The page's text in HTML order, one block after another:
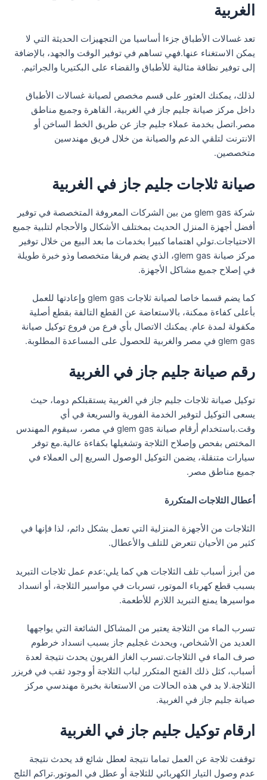
الغربية
تعد غسالات الأطباق جزءا أساسيا من التجهيزات الحديثة التي لا
يمكن الاستغناء عنها.فهي تساهم في توفير الوقت والجهد، بالإضافة
إلى توفير نظافة مثالية للأطباق والقضاء على البكتيريا والجراثيم.
لذلك، يمكنك العثور على قسم مخصص لصيانة غسالات الأطباق
داخل مركز صيانة جليم جاز في الغربية، القاهرة وجميع مناطق
مصر.اتصل بخدمة عملاء جليم جاز عن طريق الخط الساخن أو
الانترنت لتلقي الدعم والصيانة من خلال فريق مهندسين
متخصصين.
صيانة ثلاجات جليم جاز في الغربية
شركة glem gas من بين الشركات المعروفة المتخصصة في توفير
أفضل أجهزة المنزل الحديث بمختلف الأشكال والأحجام لتلبية جميع
الاحتياجات.تولي اهتماما كبيرا بخدمات ما بعد البيع من خلال توفير
مركز صيانة glem gas، الذي يضم فريقا متخصصا وذو خبرة طويلة
في إصلاح جميع مشاكل الأجهزة.
كما يضم قسما خاصا لصيانة ثلاجات glem gas وإعادتها للعمل
بأعلى كفاءة ممكنة، بالاستعاضة عن القطع التالفة بقطع أصلية
مكفولة لمدة عام. يمكنك الاتصال بأي فرع من فروع توكيل صيانة
glem gas في مصر والغربية للحصول على المساعدة المطلوبة.
رقم صيانة جليم جاز في الغربية
توكيل صيانة ثلاجات جليم جاز في الغربية يستقبلكم دوما، حيث
يسعى التوكيل لتوفير الخدمة الفورية والسريعة في أي
وقت.باستخدام أرقام صيانة glem gas في مصر، سيقوم المهندس
المختص بفحص وإصلاح الثلاجة وتشغيلها بكفاءة عالية.مع توفر
سيارات متنقلة، يضمن التوكيل الوصول السريع إلى العملاء في
جميع مناطق مصر.
أعطال الثلاجات المتكررة
الثلاجات من الأجهزة المنزلية التي تعمل بشكل دائم، لذا فإنها في
كثير من الأحيان تتعرض للتلف والأعطال.
من أبرز أسباب تلف الثلاجات هي كما يلي:عدم عمل ثلاجات التبريد
بسبب قطع كهرباء الموتور، تسربات في مواسير الثلاجة، أو انسداد
مواسيرها يمنع التبريد اللازم للأطعمة.
تسرب الماء من الثلاجة يعتبر من المشاكل الشائعة التي يواجهها
العديد من الأشخاص، ويحدث غجليم جاز بسبب انسداد خرطوم
صرف الماء في الثلاجات.تسرب الغاز الفريون يحدث نتيجة لعدة
أسباب، كثل ذلك الفتح المتكرر لباب الثلاجة أو وجود ثقب في فريزر
الثلاجة.لا بد في هذه الحالات من الاستعانة بخبرة مهندسي مركز
صيانة جليم جاز في الغربية.
ارقام توكيل جليم جاز في الغربية
توقفت ثلاجة عن العمل تماما نتيجة لعطل شائع قد يحدث نتيجة
عدم وصول التيار الكهربائي للثلاجة أو عطل في الموتور.تراكم الثلج